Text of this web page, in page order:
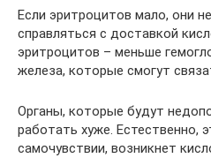
Если эритроцитов мало, они
справляться с доставкой
эритроцитов – меньше
железа, которые смогут
Органы, которые будут
работать хуже. Естественно,
самочувствии, возникнет